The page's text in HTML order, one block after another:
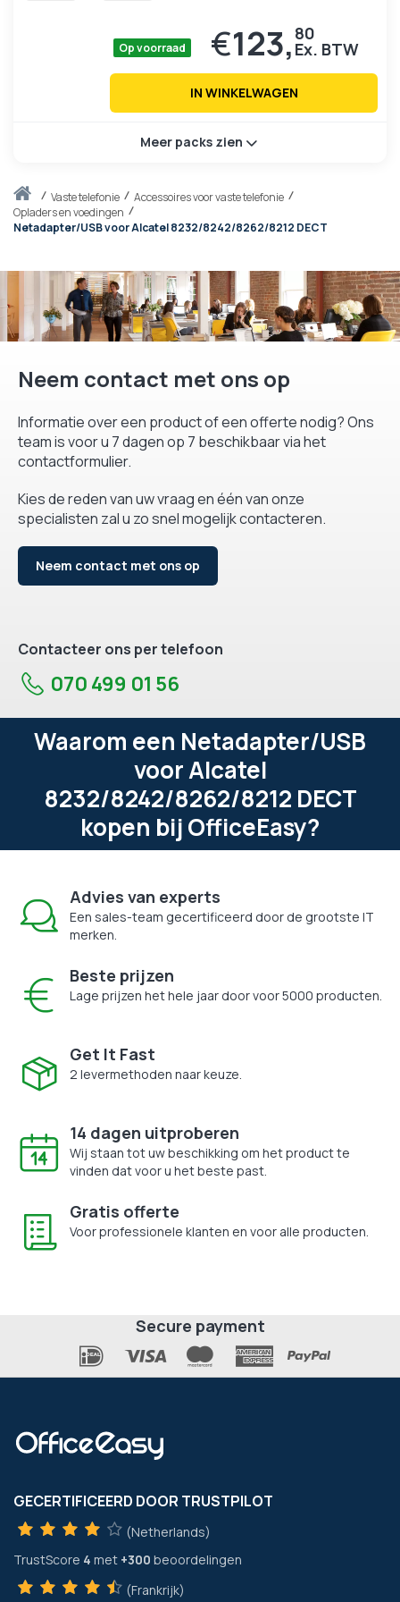
Thuisvaste telefonie
Accessoires voor vaste telefonie
Opladers en voedingen
Netadapter/USB voor Alcatel 8232/8242/8262/8212 DECT
Op voorraad €123, 80
IN WINKELWAGEN
Meer packs zien
Neem contact met ons op
Informatie over een product of een offerte nodig? Ons
team is voor u 7 dagen op 7 beschikbaar via het
contactformulier.
Kies de reden van uw vraag en één van onze
specialisten zal u zo snel mogelijk contacteren.
Neem contact met ons op
Contacteer ons per telefoon
070 499 01 56
Waarom een Netadapter/USB
voor Alcatel
8232/8242/8262/8212 DECT
kopen bij OfficeEasy?
Advies van experts
Een sales-team gecertificeerd door de grootste IT
merken.
Beste prijzen
Lage prijzen het hele jaar door voor 5000 producten.
Get It Fast
2 levermethoden naar keuze.
14 dagen uitproberen
Wij staan tot uw beschikking om het product te
vinden dat voor u het beste past.
Gratis offerte
Voor professionele klanten en voor alle producten.
Secure payment
GECERTIFICEERD DOOR TRUSTPILOT
(Netherlands)
TrustScore 4 met +300 beoordelingen
(Frankrijk)